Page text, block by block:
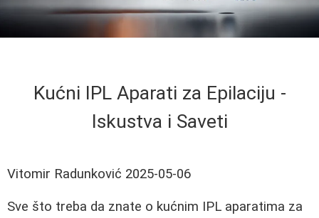
Kućni IPL Aparati za Epilaciju -
Iskustva i Saveti
Vitomir Radunković 2025-05-06
Sve što treba da znate o kućnim IPL aparatima za